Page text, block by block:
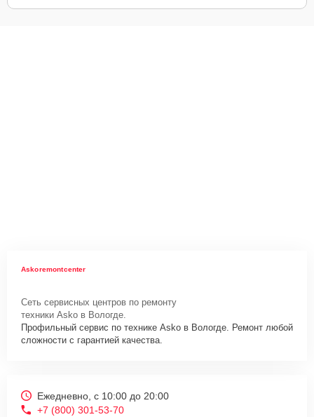
Askoremontcenter
Сеть сервисных центров по ремонту
техники Asko в Вологде.
Профильный сервис по технике Asko в Вологде. Ремонт любой
сложности с гарантией качества.
Ежедневно, с 10:00 до 20:00
+7 (800) 301-53-70